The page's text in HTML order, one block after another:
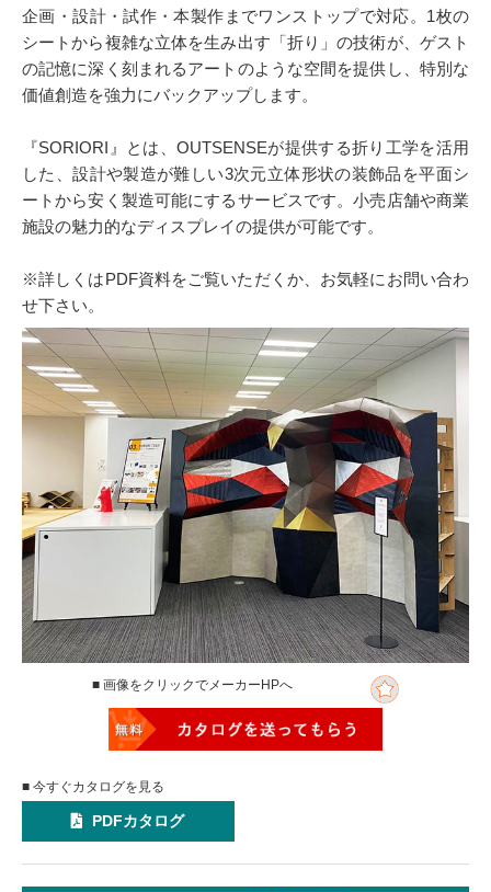
企画・設計・試作・本製作までワンストップで対応。1枚の
シートから複雑な立体を生み出す「折り」の技術が、ゲスト
の記憶に深く刻まれるアートのような空間を提供し、特別な
価値創造を強力にバックアップします。
『SORIORI』とは、OUTSENSEが提供する折り工学を活用
した、設計や製造が難しい3次元立体形状の装飾品を平面シ
ートから安く製造可能にするサービスです。小売店舗や商業
施設の魅力的なディスプレイの提供が可能です。
※詳しくはPDF資料をご覧いただくか、お気軽にお問い合わ
せ下さい。
■ 画像をクリックでメーカーHPへ
■ 今すぐカタログを見る
PDFカタログ